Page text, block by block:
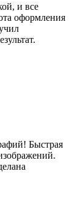
и все
оформления
Быстрая